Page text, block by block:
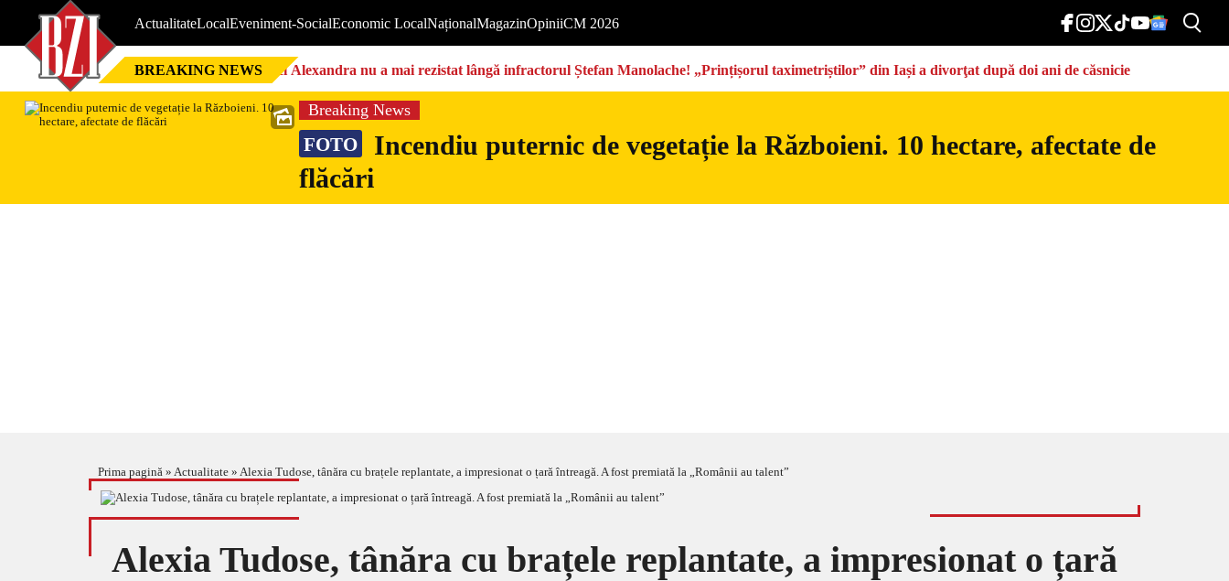
ActualitateLocalEveniment-SocialEconomic LocalNaționalMagazinOpiniiCM 2026
BREAKING NEWS Nici Alexandra nu a mai rezistat lângă infractorul Ștefan Manolache! „Prințișorul taximetriștilor” din Iași a divorţat după doi ani de căsnicie
Breaking News
FOTO
Incendiu puternic de vegetație la Războieni. 10 hectare, afectate de
flăcări
Prima pagină » Actualitate » Alexia Tudose, tânăra cu brațele replantate, a impresionat o țară întreagă. A fost premiată la „Românii au talent”
Alexia Tudose, tânăra cu brațele replantate, a impresionat o țară